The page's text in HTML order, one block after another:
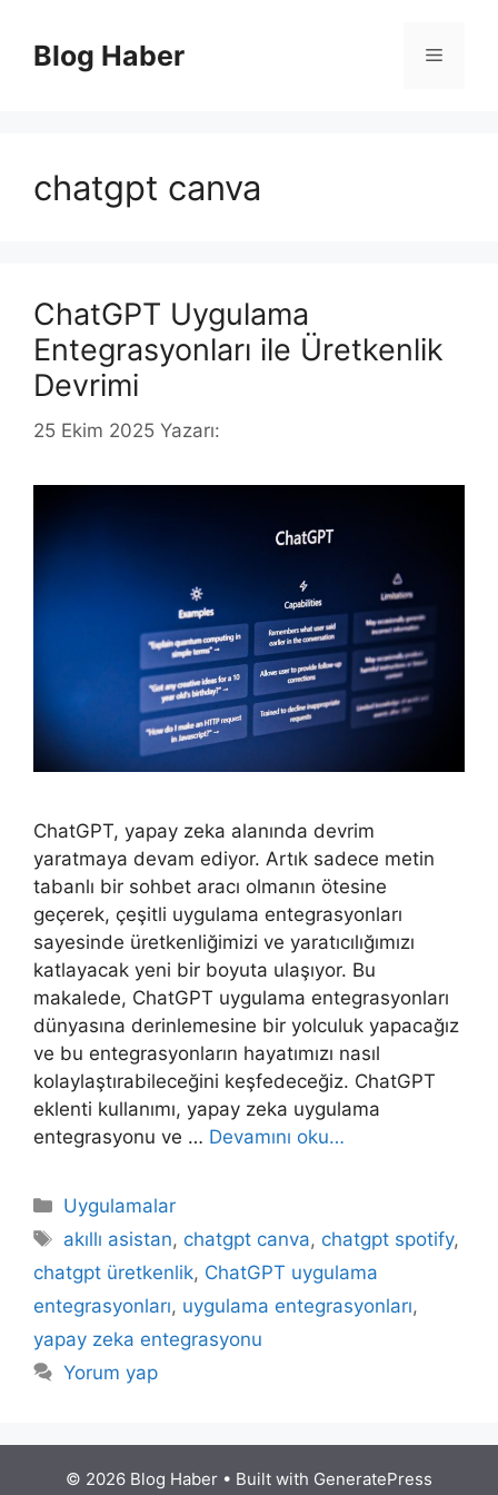
Blog Haber Menü
chatgpt canva
ChatGPT Uygulama
Entegrasyonları ile Üretkenlik
Devrimi
25 Ekim 2025 Yazarı:
ChatGPT, yapay zeka alanında devrim
yaratmaya devam ediyor. Artık sadece metin
tabanlı bir sohbet aracı olmanın ötesine
geçerek, çeşitli uygulama entegrasyonları
sayesinde üretkenliğimizi ve yaratıcılığımızı
katlayacak yeni bir boyuta ulaşıyor. Bu
makalede, ChatGPT uygulama entegrasyonları
dünyasına derinlemesine bir yolculuk yapacağız
ve bu entegrasyonların hayatımızı nasıl
kolaylaştırabileceğini keşfedeceğiz. ChatGPT
eklenti kullanımı, yapay zeka uygulama
entegrasyonu ve … Devamını oku…
Kategoriler
Uygulamalar
Etiketler
akıllı asistan, chatgpt canva, chatgpt spotify,
chatgpt üretkenlik, ChatGPT uygulama
entegrasyonları, uygulama entegrasyonları,
yapay zeka entegrasyonu
Yorum yap
© 2026 Blog Haber • Built with GeneratePress